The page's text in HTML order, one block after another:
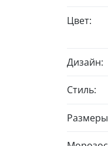
Цвет:
Дизайн:
Стиль: